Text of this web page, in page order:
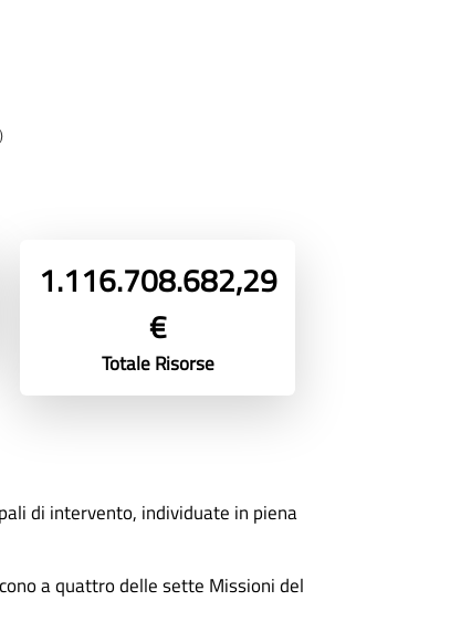
1.116.708.682,29
€
Totale Risorse
di intervento, individuate in piena
a quattro delle sette Missioni del